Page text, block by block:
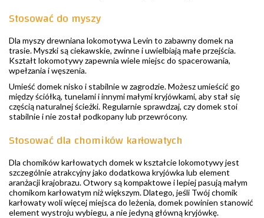
Stosować do myszy
Dla myszy drewniana lokomotywa Levin to zabawny domek na
trasie. Myszki są ciekawskie, zwinne i uwielbiają małe przejścia.
Kształt lokomotywy zapewnia wiele miejsc do spacerowania,
wpełzania i węszenia.
Umieść domek nisko i stabilnie w zagrodzie. Możesz umieścić go
między ściółką, tunelami i innymi małymi kryjówkami, aby stał się
częścią naturalnej ścieżki. Regularnie sprawdzaj, czy domek stoi
stabilnie i nie został podkopany lub przewrócony.
Stosować dla chomików karłowatych
Dla chomików karłowatych domek w kształcie lokomotywy jest
szczególnie atrakcyjny jako dodatkowa kryjówka lub element
aranżacji krajobrazu. Otwory są kompaktowe i lepiej pasują małym
chomikom karłowatym niż większym. Dlatego, jeśli Twój chomik
karłowaty woli więcej miejsca do leżenia, domek powinien stanowić
element wystroju wybiegu, a nie jedyną główną kryjówkę.